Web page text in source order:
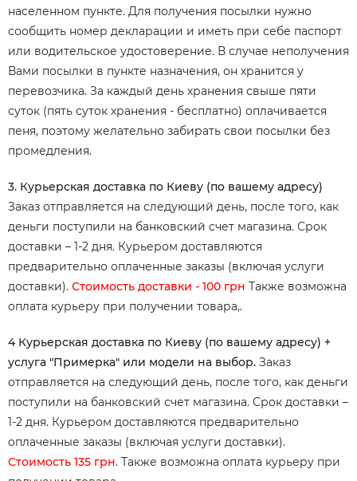
населенном пункте. Для получения посылки нужно
сообщить номер декларации и иметь при себе паспорт
или водительское удостоверение. В случае неполучения
Вами посылки в пункте назначения, он хранится у
перевозчика. За каждый день хранения свыше пяти
суток (пять суток хранения - бесплатно) оплачивается
пеня, поэтому желательно забирать свои посылки без
промедления.
3. Курьерская доставка по Киеву (по вашему адресу)
Заказ отправляется на следующий день, после того, как
деньги поступили на банковский счет магазина. Срок
доставки – 1-2 дня. Курьером доставляются
предварительно оплаченные заказы (включая услуги
доставки). Стоимость доставки - 100 грн Также возможна
оплата курьеру при получении товара,.
4 Курьерская доставка по Киеву (по вашему адресу) +
услуга "Примерка" или модели на выбор. Заказ
отправляется на следующий день, после того, как деньги
поступили на банковский счет магазина. Срок доставки –
1-2 дня. Курьером доставляются предварительно
оплаченные заказы (включая услуги доставки).
Стоимость 135 грн. Также возможна оплата курьеру при